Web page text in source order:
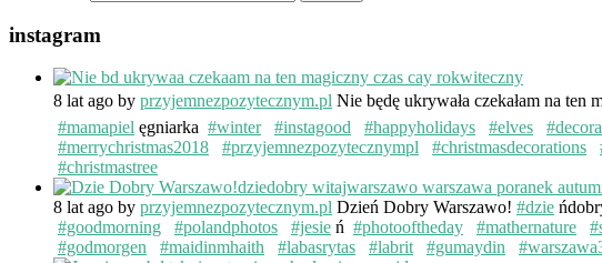
instagram
8 lat ago by przyjemnezpozytecznym.pl Nie będę ukrywała czekałam na ten
#mamapiel ęgniarka #winter #instagood #happyholidays #elves
#merrychristmas2018
#przyjemnezpozytecznympl #christmasdecorations
#christmastree
8 lat ago by przyjemnezpozytecznym.pl Dzień Dobry Warszawo! #dzie
#goodmorning
#polandphotos #jesie ń #photooftheday #mathernature
#godmorgen
#maidinmhaith #labasrytas #labrit #gumaydin